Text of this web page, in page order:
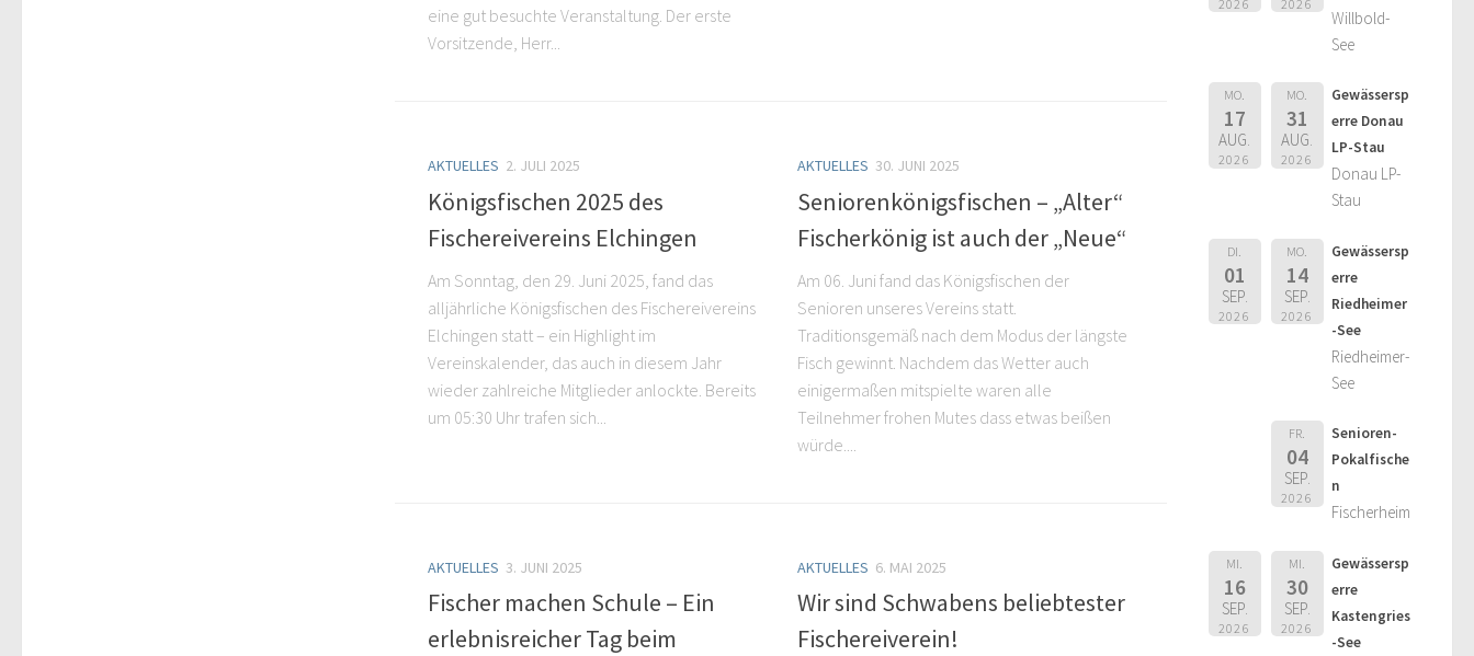
eine gut besuchte Veranstaltung. Der erste
Vorsitzende, Herr...
AKTUELLES 2. JULI 2025
Königsfischen 2025 des
Fischereivereins Elchingen
Am Sonntag, den 29. Juni 2025, fand das
alljährliche Königsfischen des Fischereivereins
Elchingen statt – ein Highlight im
Vereinskalender, das auch in diesem Jahr
wieder zahlreiche Mitglieder anlockte. Bereits
um 05:30 Uhr trafen sich...
AKTUELLES 30. JUNI 2025
Seniorenkönigsfischen – „Alter“
Fischerkönig ist auch der „Neue“
Am 06. Juni fand das Königsfischen der
Senioren unseres Vereins statt.
Traditionsgemäß nach dem Modus der längste
Fisch gewinnt. Nachdem das Wetter auch
einigermaßen mitspielte waren alle
Teilnehmer frohen Mutes dass etwas beißen
würde....
AKTUELLES 3. JUNI 2025
Fischer machen Schule – Ein
erlebnisreicher Tag beim
AKTUELLES 6. MAI 2025
Wir sind Schwabens beliebtester
Fischereiverein!
2026 2026
Willbold-
See
MO.
17
AUG.
2026
MO.
31
AUG.
2026
Gewässersp
erre Donau
LP-Stau
Donau LP-
Stau
DI.
01
SEP.
2026
MO.
14
SEP.
2026
Gewässersp
erre
Riedheimer
-See
Riedheimer-
See
FR.
04
SEP.
2026
Senioren-
Pokalfische
n
Fischerheim
MI.
16
SEP.
2026
MI.
30
SEP.
2026
Gewässersp
erre
Kastengries
-See